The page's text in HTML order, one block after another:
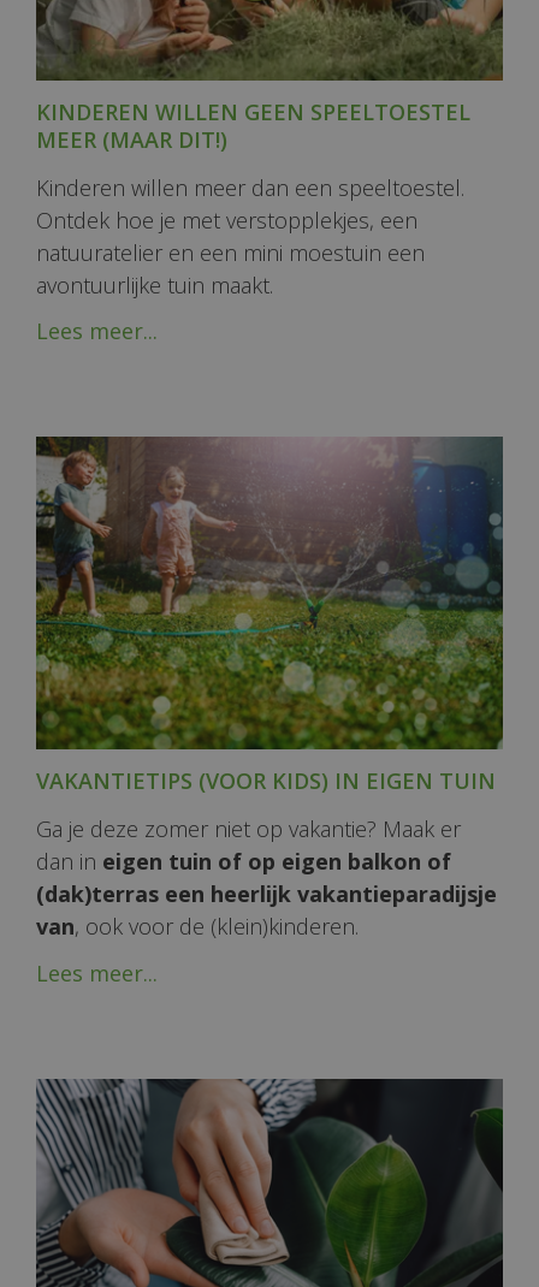
KINDEREN WILLEN GEEN SPEELTOESTEL
MEER (MAAR DIT!)
Kinderen willen meer dan een speeltoestel.
Ontdek hoe je met verstopplekjes, een
natuuratelier en een mini moestuin een
avontuurlijke tuin maakt.
Lees meer...
VAKANTIETIPS (VOOR KIDS) IN EIGEN TUIN
Ga je deze zomer niet op vakantie? Maak er
dan in eigen tuin of op eigen balkon of
(dak)terras een heerlijk vakantieparadijsje
van, ook voor de (klein)kinderen.
Lees meer...